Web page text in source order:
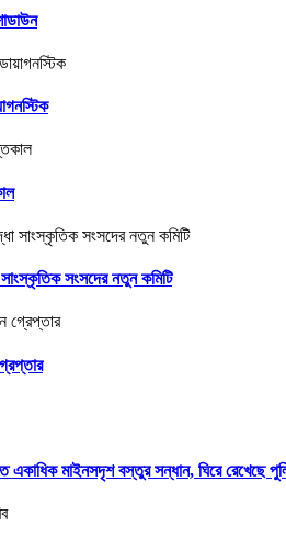
সংসদের নতুন কমিটি
একাধিক মাইনসদৃশ বস্তুর সন্ধান, ঘিরে রেখেছে